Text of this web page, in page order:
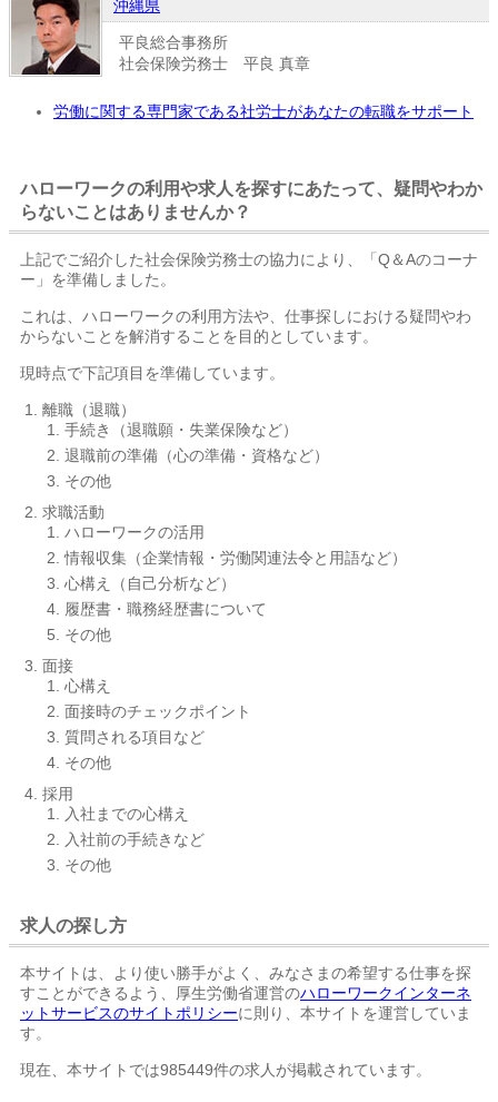
沖縄県
平良総合事務所
社会保険労務士 平良 真章
労働に関する専門家である社労士があなたの転職をサポート
ハローワークの利用や求人を探すにあたって、疑問やわか
らないことはありませんか？
上記でご紹介した社会保険労務士の協力により、「Q＆Aのコーナ
ー」を準備しました。
これは、ハローワークの利用方法や、仕事探しにおける疑問やわ
からないことを解消することを目的としています。
現時点で下記項目を準備しています。
離職（退職）
手続き（退職願・失業保険など）
退職前の準備（心の準備・資格など）
その他
求職活動
ハローワークの活用
情報収集（企業情報・労働関連法令と用語など）
心構え（自己分析など）
履歴書・職務経歴書について
その他
面接
心構え
面接時のチェックポイント
質問される項目など
その他
採用
入社までの心構え
入社前の手続きなど
その他
求人の探し方
本サイトは、より使い勝手がよく、みなさまの希望する仕事を探
すことができるよう、厚生労働省運営のハローワークインターネ
ットサービスのサイトポリシーに則り、本サイトを運営していま
す。
現在、本サイトでは985449件の求人が掲載されています。